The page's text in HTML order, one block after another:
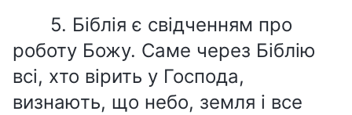
5. Біблія є свідченням про
роботу Божу. Саме через Біблію
всі, хто вірить у Господа,
визнають, що небо, земля і все